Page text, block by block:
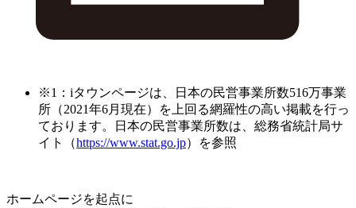
※1：iタウンページは、日本の民営事業所数516万事業
所（2021年6月現在）を上回る網羅性の高い掲載を行っ
ております。日本の民営事業所数は、総務省統計局サ
イト（https://www.stat.go.jp）を参照
ホームページを起点に